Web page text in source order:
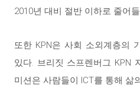
2010년 대비 절반 이하로 줄어
또한 KPN은 사회 소외계층의
있다. 브리짓 스프렌버그 KPN
미션은 사람들이 ICT를 통해 삶